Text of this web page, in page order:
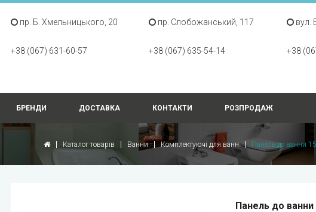
пр. Б. Хмельницького, 20
+38 (067) 631-60-57
пр. Слобожанський, 117
+38 (067) 635-54-14
вул.
+38
БРЕНДИ ДОСТАВКА КОНТАКТИ РОЗПРОДАЖ
Каталог товарів Ванни Комплектуючі для ванн Панель до ванни
Панель до ванни